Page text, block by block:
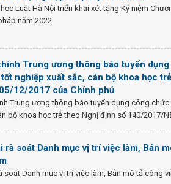
Luật Hà Nội triển khai xét tặng Kỷ niệm
năm 2022
Trung ương thông báo tuyển
nghiệp xuất sắc, cán bộ khoa học
12/2017 của Chính phủ
Trung ương thông báo tuyển dụng công
bộ khoa học trẻ theo Nghị định số 140/2017/
rà soát Danh mục vị trí việc làm, Bản
soát Danh mục vị trí việc làm, Bản mô tả công